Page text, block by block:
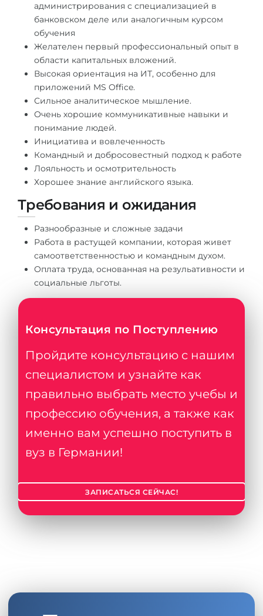
администрирования с специализацией в
банковском деле или аналогичным курсом
обучения
Желателен первый профессиональный опыт в
области капитальных вложений.
Высокая ориентация на ИТ, особенно для
приложений MS Office.
Сильное аналитическое мышление.
Очень хорошие коммуникативные навыки и
понимание людей.
Инициатива и вовлеченность
Командный и добросовестный подход к работе
Лояльность и осмотрительность
Хорошее знание английского языка.
Требования и ожидания
Разнообразные и сложные задачи
Работа в растущей компании, которая живет
самоответственностью и командным духом.
Оплата труда, основанная на резульативности и
социальные льготы.
Консультация по Поступлению
Пройдите консультацию с нашим
специалистом и узнайте как
правильно выбрать место учебы и
профессию обучения, а также как
именно вам успешно поступить в
вуз в Германии!
ЗАПИСАТЬСЯ СЕЙЧАС!